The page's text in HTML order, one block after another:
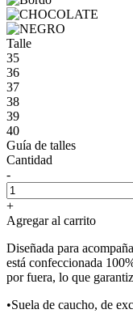
Talle
35
36
37
38
39
40
Guía de talles
Cantidad
-
+
Agregar al carrito
Diseñada para
está confeccionada
por fuera, lo que
•Suela de caucho, de